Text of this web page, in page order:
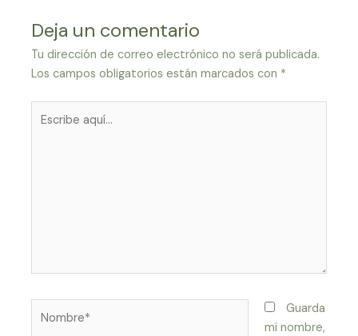
Deja un comentario
Tu dirección de correo electrónico no será publicada.
Los campos obligatorios están marcados con *
aquí...
Guarda
mi nombre,